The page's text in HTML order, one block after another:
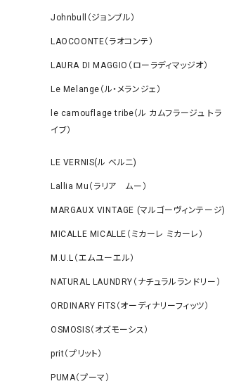
Johnbull（ジョンブル）
LAOCOONTE（ラオコンテ）
LAURA DI MAGGIO（ローラディマッジオ）
Le Melange（ル・メランジェ）
le camouflage tribe（ル カムフラージュ トラ
イブ）
LE VERNIS(ル ベルニ)
Lallia Mu（ラリア ムー）
MARGAUX VINTAGE (マルゴーヴィンテージ)
MICALLE MICALLE（ミカーレ ミカーレ）
M.U.L（エムユーエル）
NATURAL LAUNDRY（ナチュラルランドリー）
ORDINARY FITS（オーディナリーフィッツ）
OSMOSIS（オズモーシス）
prit（プリット）
PUMA（プーマ）